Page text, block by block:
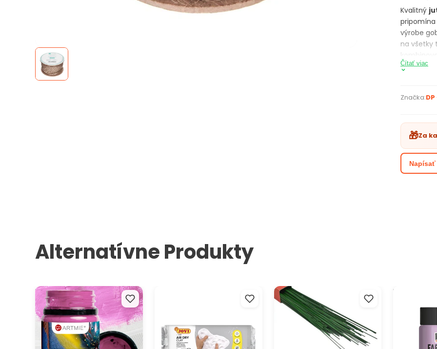
Kvalitný
pripomína
výrobe
na všetky
Balenie
mať
na juta
Čítať viac
Značka:
🎁Za
Alternatívne Produkty
Farby na textil a kožu ARTMIE
Cacadu 50 ml
Floristický drôt na aranžovanie
priemer 1 mm - 1 ks
Farba na